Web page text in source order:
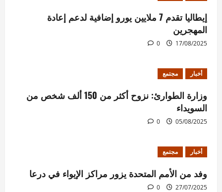
إيطاليا تقدم 7 ملايين يورو إضافية لدعم إعادة
المهجرين
17/08/2025
0
أخبار مجتمع
وزارة الطوارئ: نزوح أكثر من 150 ألف شخص من
السويداء
05/08/2025
0
أخبار مجتمع
وفد من الأمم المتحدة يزور مراكز الإيواء في درعا
27/07/2025
0